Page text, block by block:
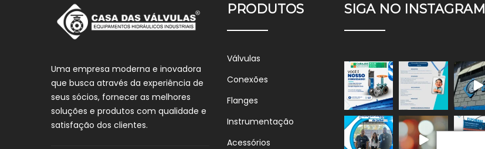
Uma empresa moderna e inovadora
que busca através da experiência de
seus sócios, fornecer as melhores
soluções e produtos com qualidade e
satisfação dos clientes.
PRODUTOS
Válvulas
Conexões
Flanges
Instrumentação
Acessórios
SIGA NO INSTAGRAM